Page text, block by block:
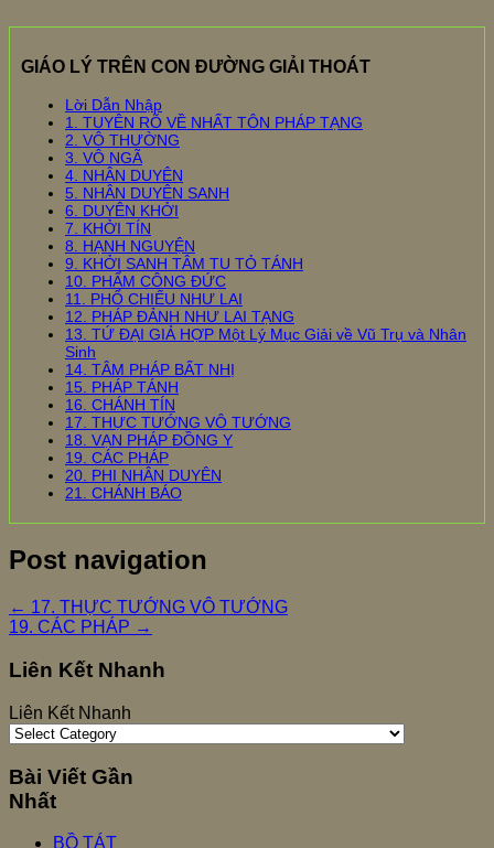
GIÁO LÝ TRÊN CON ĐƯỜNG GIẢI THOÁT
Lời Dẫn Nhập
1. TUYÊN RÕ VỀ NHẤT TÔN PHÁP TẠNG
2. VÔ THƯỜNG
3. VÔ NGÃ
4. NHÂN DUYÊN
5. NHÂN DUYÊN SANH
6. DUYÊN KHỞI
7. KHỞI TÍN
8. HẠNH NGUYỆN
9. KHỞI SANH TÂM TU TỎ TÁNH
10. PHẨM CÔNG ĐỨC
11. PHỔ CHIẾU NHƯ LAI
12. PHÁP ĐẢNH NHƯ LAI TẠNG
13. TỨ ĐẠI GIẢ HỢP Một Lý Mục Giải về Vũ Trụ và Nhân
Sinh
14. TÂM PHÁP BẤT NHỊ
15. PHÁP TÁNH
16. CHÁNH TÍN
17. THỰC TƯỚNG VÔ TƯỚNG
18. VẠN PHÁP ĐỒNG Y
19. CÁC PHÁP
20. PHI NHÂN DUYÊN
21. CHÁNH BÁO
Post navigation
← 17. THỰC TƯỚNG VÔ TƯỚNG
19. CÁC PHÁP →
Liên Kết Nhanh
Liên Kết Nhanh
Bài Viết Gần
Nhất
BỒ TÁT